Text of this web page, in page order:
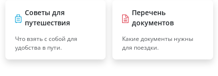
Советы для
путешествия
Что взять с собой для
удобства в пути.
Перечень
документов
Какие документы нужны
для поездки.